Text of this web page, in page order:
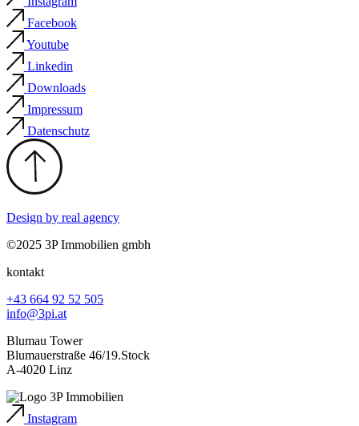
Facebook
Youtube
Linkedin
Downloads
Impressum
Datenschutz
Design by real agency
©2025 3P Immobilien gmbh
kontakt
+43 664 92 52 505
info@3pi.at
Blumau Tower
Blumauerstraße 46/19.Stock
A-4020 Linz
Instagram